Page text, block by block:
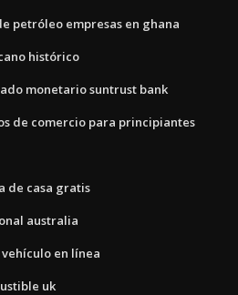
petróleo empresas en ghana
histórico
monetario suntrust bank
de comercio para principiantes
de casa gratis
australia
en línea
uk